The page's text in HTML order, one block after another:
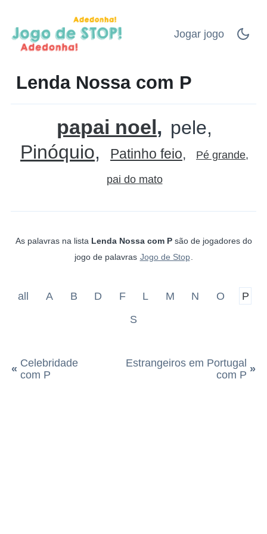
Jogar jogo
Lenda Nossa com P
papai noel
pele
Pinóquio
Patinho feio Pé grande
pai do mato
As palavras na lista Lenda Nossa com Psão de jogadores do
jogo de palavras Jogo de Stop
all A B D F L M N O
P
S
« Celebridade
com P
Estrangeiros em Portugal
com P »